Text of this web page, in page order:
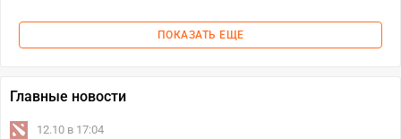
ПОКАЗАТЬ ЕЩЕ
Главные новости
12.10 в 17:04